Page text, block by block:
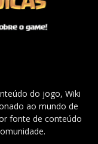
do jogo, Wiki
ao mundo de
fonte de conteúdo